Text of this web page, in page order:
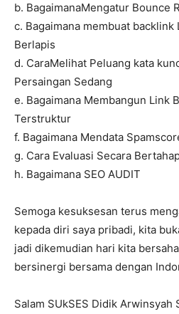
b. BagaimanaMengatur Bounce
c. Bagaimana membuat
Berlapis
d. CaraMelihat Peluang kata
Persaingan Sedang
e. Bagaimana Membangun Link
Terstruktur
f. Bagaimana Mendata
g. Cara Evaluasi Secara
h. Bagaimana SEO AUDIT
Semoga kesuksesan terus
kepada diri saya pribadi, kita
jadi dikemudian hari kita
bersinergi bersama dengan
Salam SUkSES Didik Arwinsyah